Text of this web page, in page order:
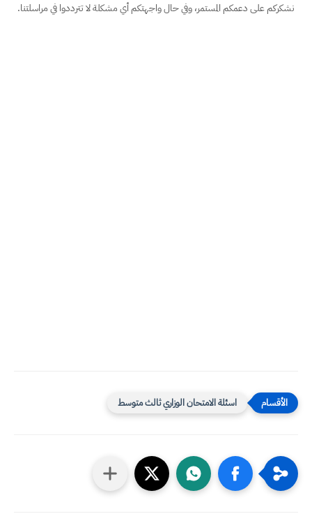
نشكركم على دعمكم المستمر، وفي حال واجهتكم أي مشكلة لا تترددوا في مراسلتنا.
اسئلة الامتحان الوزاري ثالث متوسط